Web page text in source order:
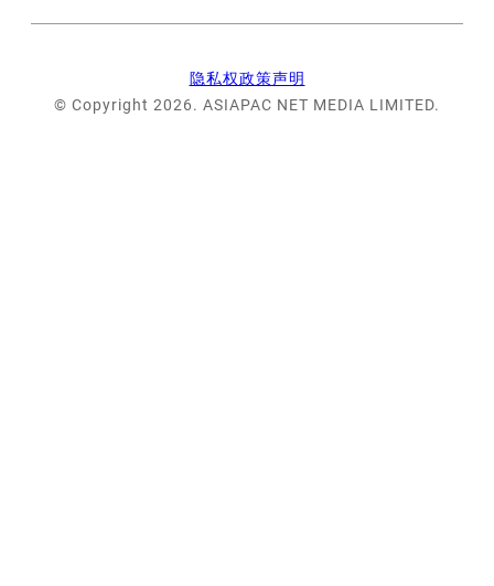
隐私权政策声明
© Copyright 2026. ASIAPAC NET MEDIA LIMITED.